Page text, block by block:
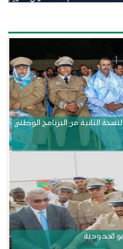
الثانية من البرنامج الوطني
الحدودية